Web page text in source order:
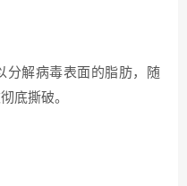
分解病毒表面的脂肪，随
底撕破。